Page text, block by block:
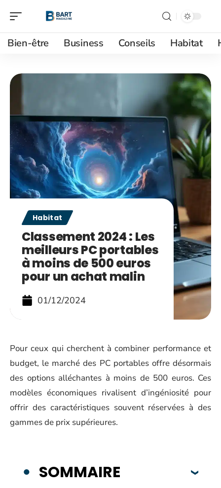
Bien-être Business Conseils Habitat
Habitat
Classement 2024 : Les
meilleurs PC portables
à moins de 500 euros
pour un achat malin
01/12/2024
Pour ceux qui cherchent à combiner performance et
budget, le marché des PC portables offre désormais
des options alléchantes à moins de 500 euros. Ces
modèles économiques rivalisent d’ingéniosité pour
offrir des caractéristiques souvent réservées à des
gammes de prix supérieures.
SOMMAIRE